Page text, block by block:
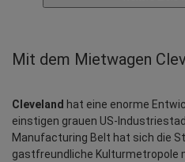
Mit dem Mietwagen
Cleveland hat eine enorme
einstigen grauen US-
Manufacturing Belt hat sich die
gastfreundliche Kulturmetropole